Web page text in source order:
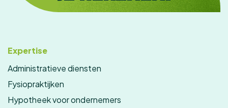
Expertise
Administratieve diensten
Fysiopraktijken
Hypotheek voor ondernemers